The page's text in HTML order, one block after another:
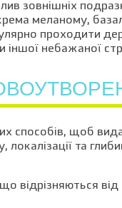
зовнішніх
меланому,
проходити
іншої небажаної
способів, щоб
локалізації та
відрізняються від